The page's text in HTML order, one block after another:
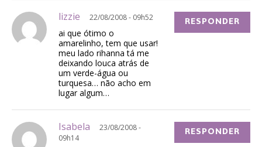
lizzie 22/08/2008 - 09h52
ai que ótimo o
amarelinho, tem que usar!
meu lado rihanna tá me
deixando louca atrás de
um verde-água ou
turquesa… não acho em
lugar algum…
RESPONDER
Isabela
23/08/2008 -
09h14
RESPONDER